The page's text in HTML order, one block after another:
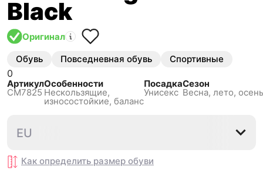
Black
Оригинал
Обувь Повседневная обувь Спортивные
0
Артикул
CM7825
Особенности
Нескользящиe,
износостойкие, баланс
Посадка
Унисекс
Сезон
Весна, лето,
EU
Как определить размер обуви